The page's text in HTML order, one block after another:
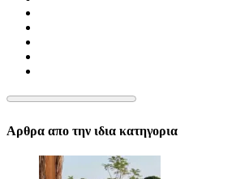
Αρθρα απο την ιδια κατηγορια